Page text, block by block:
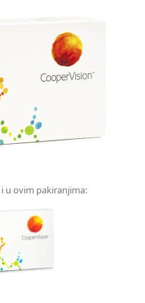
u ovim pakiranjima: